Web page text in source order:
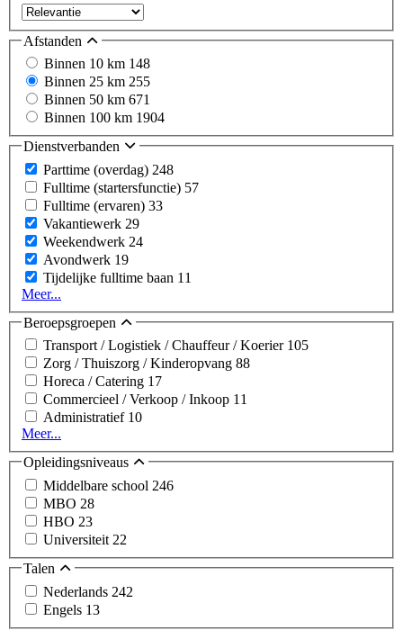
Afstanden
Binnen 10 km 148
Binnen 25 km 255
Binnen 50 km 671
Binnen 100 km 1904
Dienstverbanden
Parttime (overdag) 248
Fulltime (startersfunctie) 57
Fulltime (ervaren) 33
Vakantiewerk 29
Weekendwerk 24
Avondwerk 19
Tijdelijke fulltime baan 11
Meer...
Beroepsgroepen
Transport / Logistiek / Chauffeur / Koerier 105
Zorg / Thuiszorg / Kinderopvang 88
Horeca / Catering 17
Commercieel / Verkoop / Inkoop 11
Administratief 10
Meer...
Opleidingsniveaus
Middelbare school 246
MBO 28
HBO 23
Universiteit 22
Talen
Nederlands 242
Engels 13